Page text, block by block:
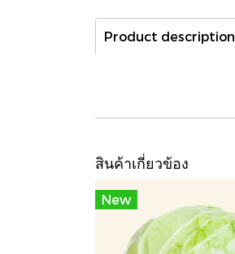
Product description
สินค้าเกี่ยวข้อง
New